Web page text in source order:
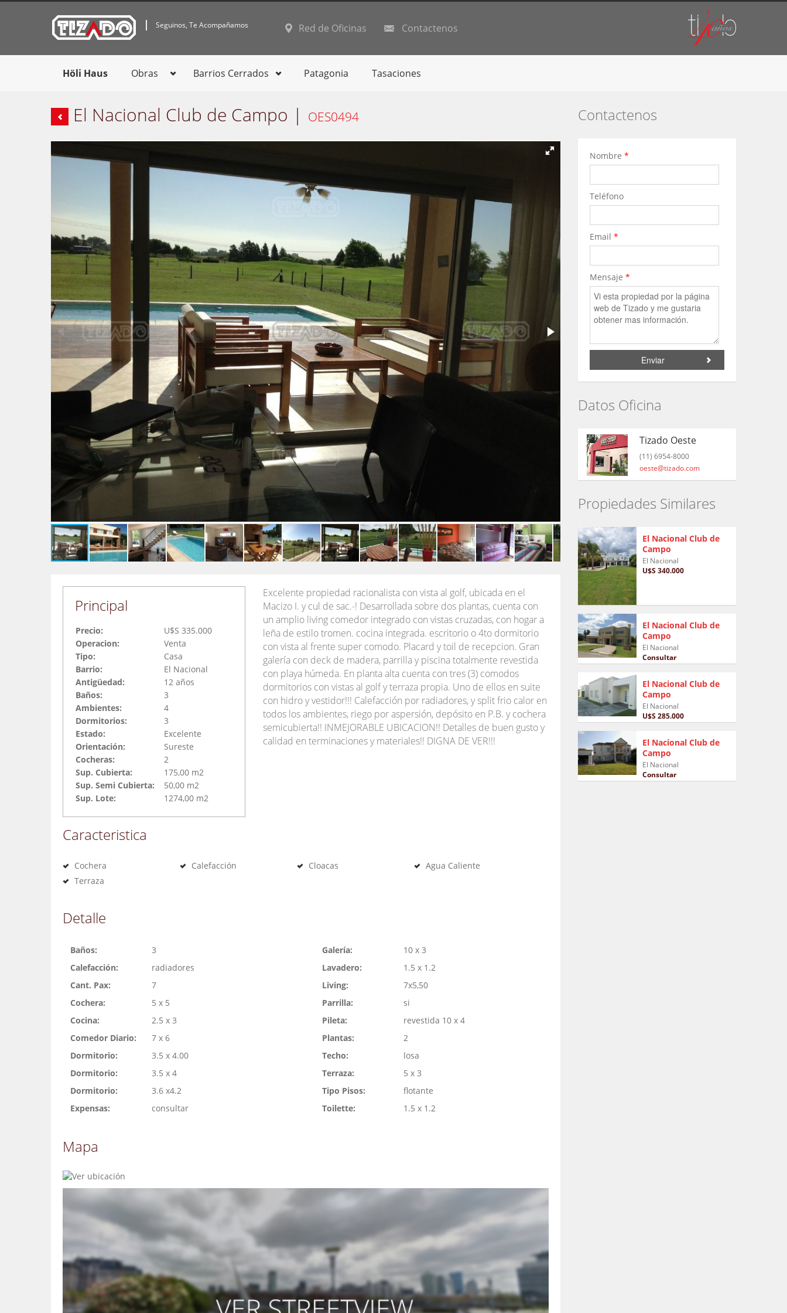
Seguinos, Te Acompañamos Red de Oficinas Contactenos
Höli Haus Obras Barrios Cerrados Patagonia Tasaciones
El Nacional Club de Campo | OES0494
Principal
Precio:
U$S 335.000
Operacion:
Venta
Tipo:
Casa
Barrio:
El Nacional
Antigüedad:
12 años
Baños:
3
Ambientes:
4
Dormitorios:
3
Estado:
Excelente
Orientación:
Sureste
Cocheras:
2
Sup. Cubierta:
175,00 m2
Sup. Semi Cubierta:
50,00 m2
Sup. Lote:
1274,00 m2
Excelente propiedad racionalista con vista al golf, ubicada en el
Macizo I. y cul de sac.-! Desarrollada sobre dos plantas, cuenta con
un amplio living comedor integrado con vistas cruzadas, con hogar a
leña de estilo tromen. cocina integrada. escritorio o 4to dormitorio
con vista al frente super comodo. Placard y toil de recepcion. Gran
galería con deck de madera, parrilla y piscina totalmente revestida
con playa húmeda. En planta alta cuenta con tres (3) comodos
dormitorios con vistas al golf y terraza propia. Uno de ellos en suite
con hidro y vestidor!!! Calefacción por radiadores, y split frio calor en
todos los ambientes, riego por aspersión, depósito en P.B. y cochera
semicubierta!! INMEJORABLE UBICACION!! Detalles de buen gusto y
calidad en terminaciones y materiales!! DIGNA DE VER!!!
Caracteristica
Cochera
Terraza
Calefacción Cloacas Agua Caliente
Detalle
Baños:
3
Calefacción:
radiadores
Cant. Pax:
7
Cochera:
5 x 5
Cocina:
2.5 x 3
Comedor Diario:
7 x 6
Dormitorio:
3.5 x 4.00
Dormitorio:
3.5 x 4
Dormitorio:
3.6 x4.2
Expensas:
consultar
Galería:
10 x 3
Lavadero:
1.5 x 1.2
Living:
7x5,50
Parrilla:
si
Pileta:
revestida 10 x 4
Plantas:
2
Techo:
losa
Terraza:
5 x 3
Tipo Pisos:
flotante
Toilette:
1.5 x 1.2
Mapa
Contactenos
Nombre *
Teléfono
Email *
Mensaje *
Datos Oficina
Tizado Oeste
(11) 6954-8000
oeste@tizado.com
Propiedades Similares
El Nacional Club de
Campo
El Nacional
U$S 340.000
El Nacional Club de
Campo
El Nacional
Consultar
El Nacional Club de
Campo
El Nacional
U$S 285.000
El Nacional Club de
Campo
El Nacional
Consultar